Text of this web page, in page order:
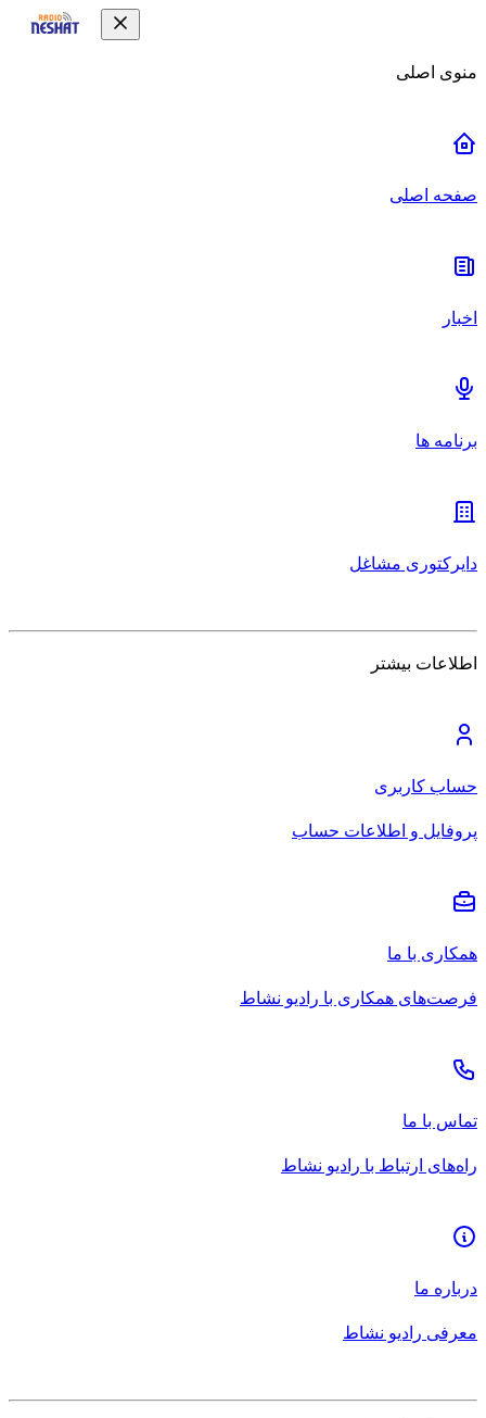
منوی اصلی
صفحه اصلی
اخبار
برنامه ها
دایرکتوری مشاغل
اطلاعات بیشتر
حساب کاربری
پروفایل و اطلاعات حساب
همکاری با ما
فرصت‌های همکاری با رادیو نشاط
تماس با ما
راه‌های ارتباط با رادیو نشاط
درباره ما
معرفی رادیو نشاط